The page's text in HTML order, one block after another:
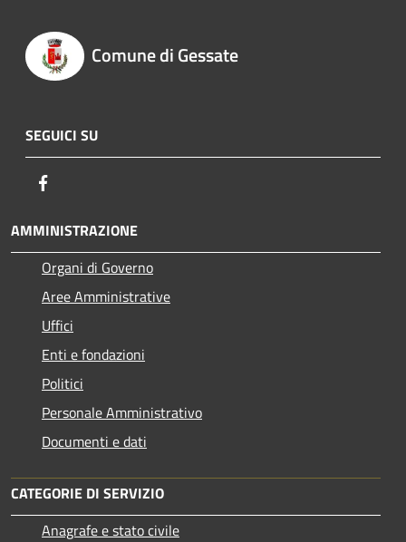
Comune di Gessate
SEGUICI SU
AMMINISTRAZIONE
Organi di Governo
Aree Amministrative
Uffici
Enti e fondazioni
Politici
Personale Amministrativo
Documenti e dati
CATEGORIE DI SERVIZIO
Anagrafe e stato civile